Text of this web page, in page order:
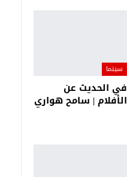
سينما
في الحديث عن
الأفلام | سامح هواري